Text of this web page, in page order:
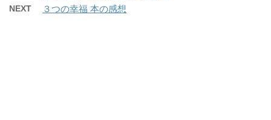
NEXT ３つの幸福 本の感想